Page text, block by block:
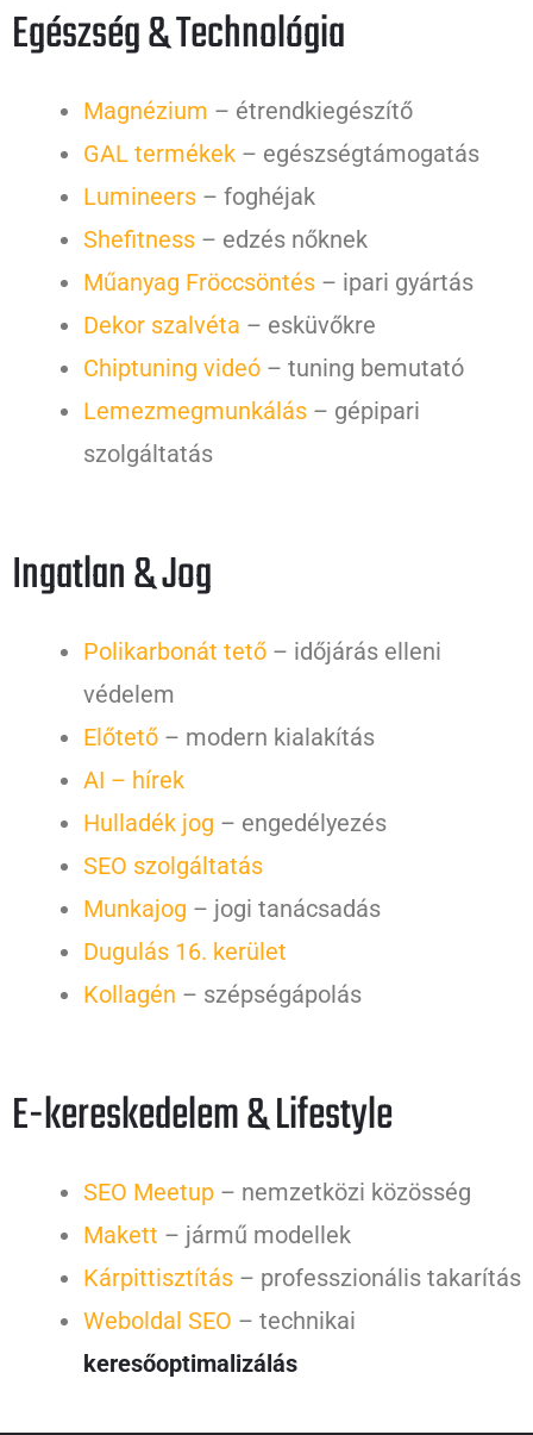
Egészség & Technológia
Magnézium – étrendkiegészítő
GAL termékek – egészségtámogatás
Lumineers – foghéjak
Shefitness – edzés nőknek
Műanyag Fröccsöntés – ipari gyártás
Dekor szalvéta – esküvőkre
Chiptuning videó – tuning bemutató
Lemezmegmunkálás – gépipari
szolgáltatás
Ingatlan & Jog
Polikarbonát tető – időjárás elleni
védelem
Előtető – modern kialakítás
AI – hírek
Hulladék jog – engedélyezés
SEO szolgáltatás
Munkajog – jogi tanácsadás
Dugulás 16. kerület
Kollagén – szépségápolás
E-kereskedelem & Lifestyle
SEO Meetup – nemzetközi közösség
Makett – jármű modellek
Kárpittisztítás – professzionális takarítás
Weboldal SEO – technikai
keresőoptimalizálás